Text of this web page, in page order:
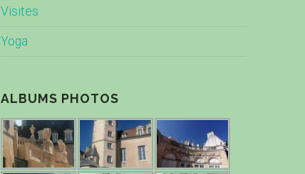
Visites
Yoga
ALBUMS PHOTOS